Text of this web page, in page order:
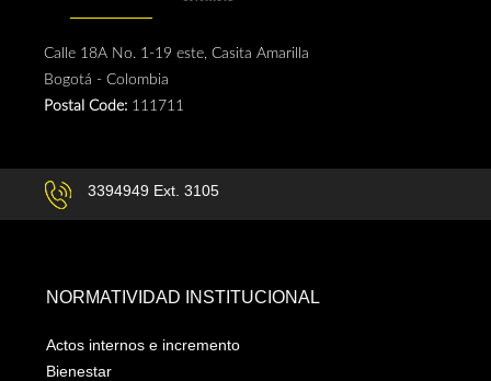
Calle 18A No. 1-19 este, Casita Amarilla
Bogotá - Colombia
Postal Code: 111711
3394949 Ext. 3105
NORMATIVIDAD INSTITUCIONAL
Actos internos e incremento
Bienestar